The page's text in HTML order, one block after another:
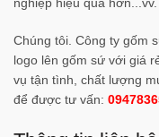
nghiệp hiệu quả hơn...vv.
Chúng tôi. Công ty gốm
logo lên gốm sứ với giá
vụ tận tình, chất lượng
để được tư vấn: